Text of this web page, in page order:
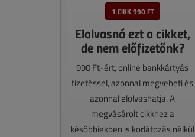
1 CIKK 990 FT
Elolvasná ezt a cikket,
de nem előfizetőnk?
990 Ft-ért, online bankkártyás
fizetéssel, azonnal megveheti és
azonnal elolvashatja. A
megvásárolt cikkhez a
későbbiekben is korlátozás nélkül